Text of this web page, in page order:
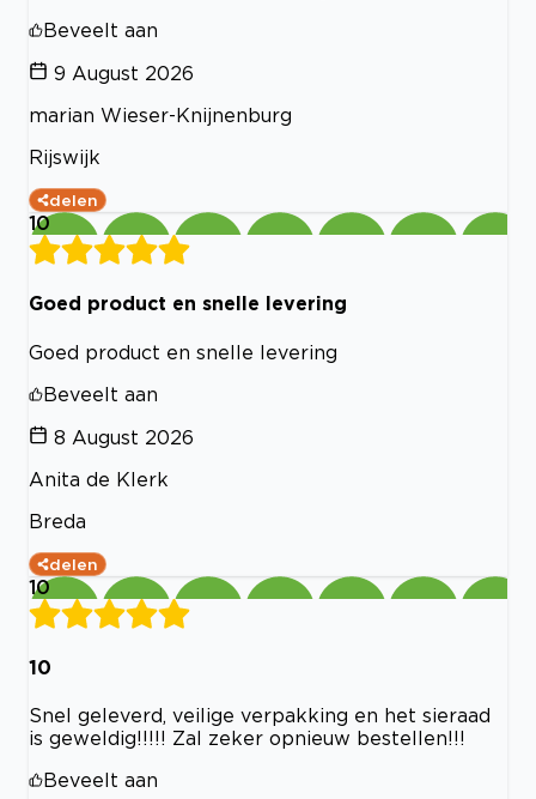
Beveelt aan
9 August 2026
marian Wieser-Knijnenburg
Rijswijk
delen
10
Goed product en snelle levering
Goed product en snelle levering
Beveelt aan
8 August 2026
Anita de Klerk
Breda
delen
10
10
Snel geleverd, veilige verpakking en het sieraad
is geweldig!!!!! Zal zeker opnieuw bestellen!!!
Beveelt aan